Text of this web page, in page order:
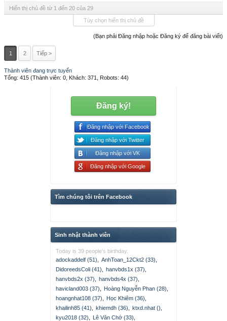
Hiển thị chủ đề từ 1 đến 20 của 29
Tùy chọn hiển thị chủ đề
(Bạn phải Đăng nhập hoặc Đăng ký để đăng bài viết)
1 2 Tiếp >
Thành viên đang trực tuyến
Tổng: 415 (Thành viên: 0, Khách: 371, Robots: 44)
Đăng ký!
Đăng nhập với Facebook
Đăng nhập với Twitter
Đăng nhập với VK
Đăng nhập với Google
Tìm chúng tôi trên Facebook
Sinh nhật thành viên
Today is 39 people's birthday.
adockaddelf (51)
AnhToan_12Ckt2 (33)
DidoreedsColi (41)
hanvbds1x (37)
hanvbds2x (37)
hanvbds4x (37)
havicland003 (37)
Hoàng Nguyễn Phan (28)
hoangnhat108 (37)
Học Khiêm (36)
khailinh85 (41)
khiemdh (36) ktxd.nhat ()
kyu2018 (32)
Lê Văn Chớ (33)